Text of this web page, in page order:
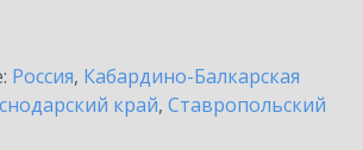
Россия, Кабардино-Балкарская
край, Ставропольский